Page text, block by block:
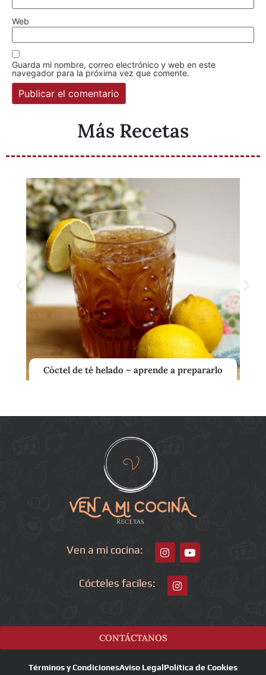
Web
Guarda mi nombre, correo electrónico y web en este
navegador para la próxima vez que comente.
Más Recetas
Cóctel de té helado – aprende a prepararlo
Ven a mi cocina:
Cócteles faciles:
CONTÁCTANOS
Términos y CondicionesAviso LegalPolítica de Cookies